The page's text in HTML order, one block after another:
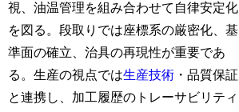
視、油温管理を組み合わせて自律安定化
を図る。段取りでは座標系の厳密化、基
準面の確立、治具の再現性が重要であ
る。生産の視点では生産技術 ・品質保証
と連携し、加工履歴のトレーサビリティ